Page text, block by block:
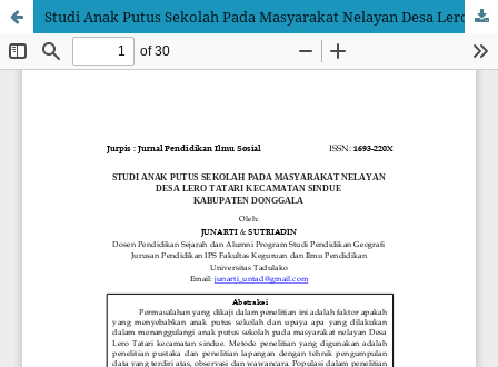
Studi Anak Putus Sekolah Pada Masyarakat Nelayan Desa Lero Tatari Kecamatan Sindue Kabupaten Donggala